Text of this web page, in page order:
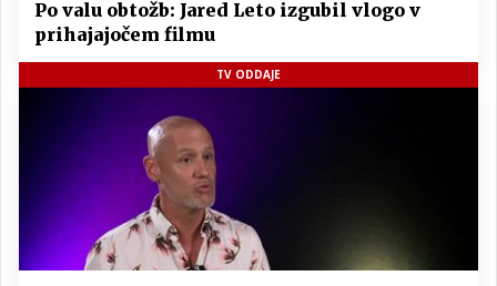
Po valu obtožb: Jared Leto izgubil vlogo v
prihajajočem filmu
TV ODDAJE